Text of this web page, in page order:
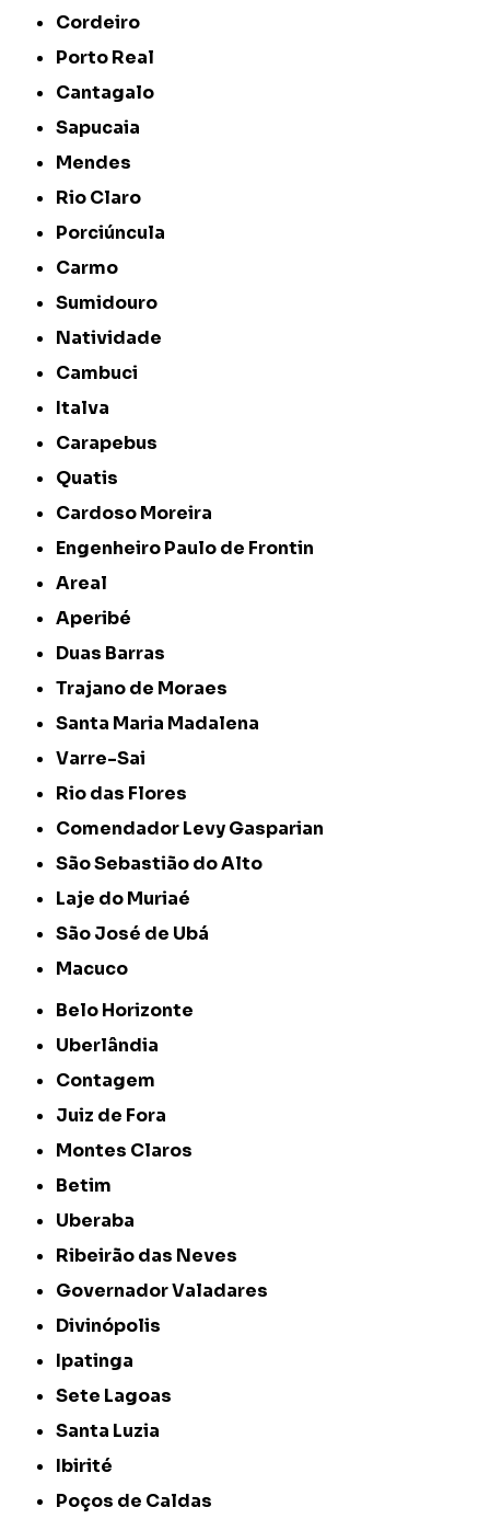
Cordeiro
Porto Real
Cantagalo
Sapucaia
Mendes
Rio Claro
Porciúncula
Carmo
Sumidouro
Natividade
Cambuci
Italva
Carapebus
Quatis
Cardoso Moreira
Engenheiro Paulo de Frontin
Areal
Aperibé
Duas Barras
Trajano de Moraes
Santa Maria Madalena
Varre-Sai
Rio das Flores
Comendador Levy Gasparian
São Sebastião do Alto
Laje do Muriaé
São José de Ubá
Macuco
Belo Horizonte
Uberlândia
Contagem
Juiz de Fora
Montes Claros
Betim
Uberaba
Ribeirão das Neves
Governador Valadares
Divinópolis
Ipatinga
Sete Lagoas
Santa Luzia
Ibirité
Poços de Caldas